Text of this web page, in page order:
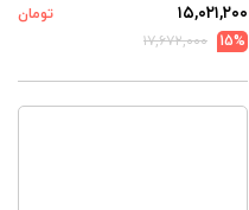
۱۵,۰۲۱,۲۰۰
تومان
15%
۱۷,۶۷۲,۰۰۰